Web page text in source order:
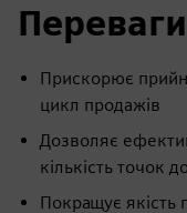
Переваги
Прискорює
цикл продажів
Дозволяє
кількість точок
Покращує якість